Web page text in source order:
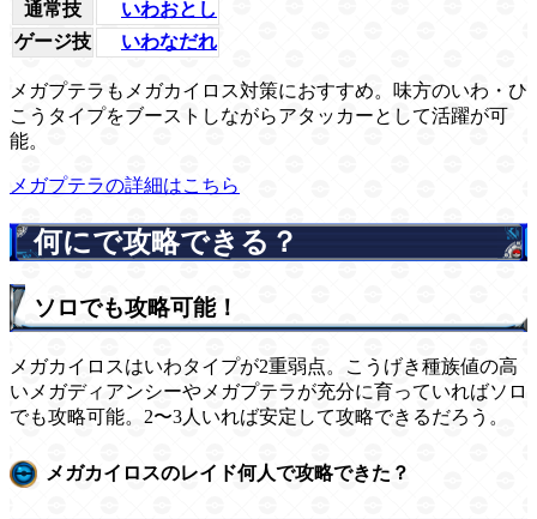
通常技
いわおとし
ゲージ技
いわなだれ
メガプテラもメガカイロス対策におすすめ。味方のいわ・ひ
こうタイプをブーストしながらアタッカーとして活躍が可
能。
メガプテラの詳細はこちら
何にで攻略できる？
ソロでも攻略可能！
メガカイロスはいわタイプが2重弱点。こうげき種族値の高
いメガディアンシーやメガプテラが充分に育っていればソロ
でも攻略可能。2〜3人いれば安定して攻略できるだろう。
メガカイロスのレイド何人で攻略できた？